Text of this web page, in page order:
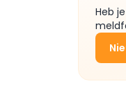
Heb